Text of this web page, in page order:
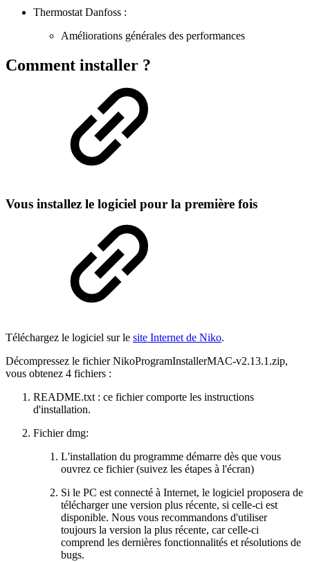
Thermostat Danfoss :
Améliorations générales des performances
Comment installer ?
Vous installez le logiciel pour la première fois
Téléchargez le logiciel sur le site Internet de Niko.
Décompressez le fichier NikoProgramInstallerMAC-v2.13.1.zip,
vous obtenez 4 fichiers :
README.txt : ce fichier comporte les instructions
d'installation.
Fichier dmg:
L'installation du programme démarre dès que vous
ouvrez ce fichier (suivez les étapes à l'écran)
Si le PC est connecté à Internet, le logiciel proposera de
télécharger une version plus récente, si celle-ci est
disponible. Nous vous recommandons d'utiliser
toujours la version la plus récente, car celle-ci
comprend les dernières fonctionnalités et résolutions de
bugs.